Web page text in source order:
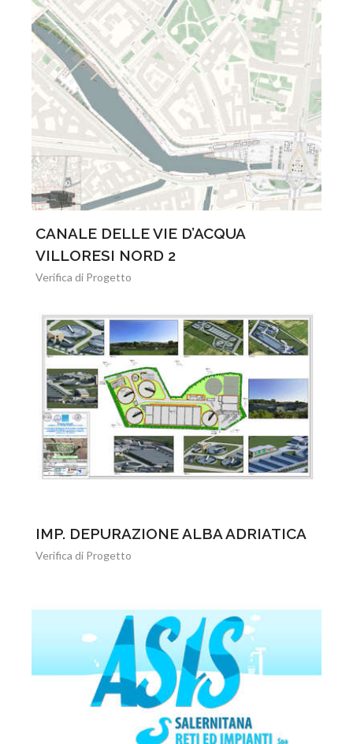
CANALE DELLE VIE D’ACQUA
VILLORESI NORD 2
Verifica di Progetto
IMP. DEPURAZIONE ALBA ADRIATICA
Verifica di Progetto